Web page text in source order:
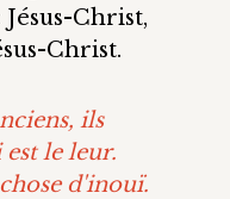
Christ,
Christ.
ils
le leur.
d'inouï.